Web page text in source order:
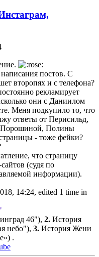
постов. С
второпях и с телефона?
рекламирует
они с Даниилом
Меня подкупило то, что
ответы от Перисильд,
Порошиной, Полины
- тоже фейки?
что страницу
(судя по
информации).
14:24, edited 1 time in
46"), 2. История
небо"), 3. История Жени
.